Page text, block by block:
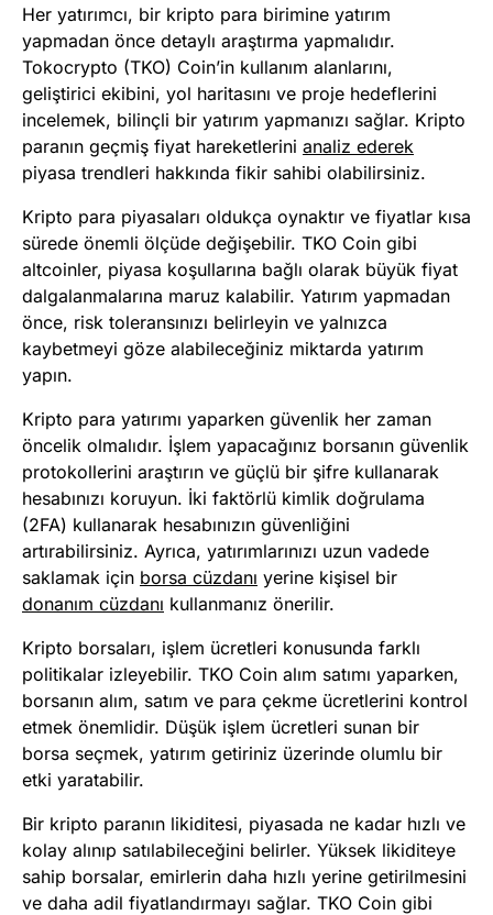
Her yatırımcı, bir kripto para birimine yatırım
yapmadan önce detaylı araştırma yapmalıdır.
Tokocrypto (TKO) Coin’in kullanım alanlarını,
geliştirici ekibini, yol haritasını ve proje hedeflerini
incelemek, bilinçli bir yatırım yapmanızı sağlar. Kripto
paranın geçmiş fiyat hareketlerini analiz ederek
piyasa trendleri hakkında fikir sahibi olabilirsiniz.
Kripto para piyasaları oldukça oynaktır ve fiyatlar kısa
sürede önemli ölçüde değişebilir. TKO Coin gibi
altcoinler, piyasa koşullarına bağlı olarak büyük fiyat
dalgalanmalarına maruz kalabilir. Yatırım yapmadan
önce, risk toleransınızı belirleyin ve yalnızca
kaybetmeyi göze alabileceğiniz miktarda yatırım
yapın.
Kripto para yatırımı yaparken güvenlik her zaman
öncelik olmalıdır. İşlem yapacağınız borsanın güvenlik
protokollerini araştırın ve güçlü bir şifre kullanarak
hesabınızı koruyun. İki faktörlü kimlik doğrulama
(2FA) kullanarak hesabınızın güvenliğini
artırabilirsiniz. Ayrıca, yatırımlarınızı uzun vadede
saklamak için borsa cüzdanı yerine kişisel bir
donanım cüzdanı kullanmanız önerilir.
Kripto borsaları, işlem ücretleri konusunda farklı
politikalar izleyebilir. TKO Coin alım satımı yaparken,
borsanın alım, satım ve para çekme ücretlerini kontrol
etmek önemlidir. Düşük işlem ücretleri sunan bir
borsa seçmek, yatırım getiriniz üzerinde olumlu bir
etki yaratabilir.
Bir kripto paranın likiditesi, piyasada ne kadar hızlı ve
kolay alınıp satılabileceğini belirler. Yüksek likiditeye
sahip borsalar, emirlerin daha hızlı yerine getirilmesini
ve daha adil fiyatlandırmayı sağlar. TKO Coin gibi